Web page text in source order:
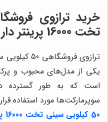
تخت 16000 پرینتر دار محک
یکی از مدل‌های محبوب و
است که به طور گسترده
سوپرمارکت‌ها مورد استفاده
50 کیلویی سینی تخت 16000 پرینتر دار محک